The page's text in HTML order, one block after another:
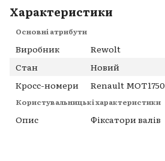
Характеристики
Основні атрибути
Виробник
Rewolt
Стан
Новий
Кросс-номери
Renault MOT1750
Користувальницькі характеристики
Опис Фіксатори валів